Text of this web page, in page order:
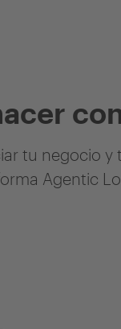
tu negocio y
Agentic